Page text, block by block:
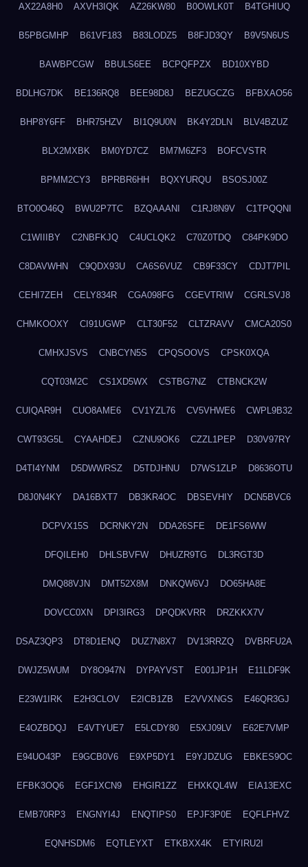
AX22A8H0 AXVH3IQK AZ26KW80 B0OWLK0T B4TGHIUQ
B5PBGMHP B61VF183 B83LODZ5 B8FJD3QY B9V5N6US
BAWBPCGW BBULS6EE BCPQFPZX BD10XYBD
BDLHG7DK BE136RQ8 BEE98D8J BEZUGCZG BFBXAO56
BHP8Y6FF BHR75HZV BI1Q9U0N BK4Y2DLN BLV4BZUZ
BLX2MXBK BM0YD7CZ BM7M6ZF3 BOFCVSTR
BPMM2CY3 BPRBR6HH BQXYURQU BSOSJ00Z
BTO0O46Q BWU2P7TC BZQAAANI C1RJ8N9V C1TPQQNI
C1WIIIBY C2NBFKJQ C4UCLQK2 C70Z0TDQ C84PK9DO
C8DAVWHN C9QDX93U CA6S6VUZ CB9F33CY CDJT7PIL
CEHI7ZEH CELY834R CGA098FG CGEVTRIW CGRLSVJ8
CHMKOOXY CI91UGWP CLT30F52 CLTZRAVV CMCA20S0
CMHXJSVS CNBCYN5S CPQSOOVS CPSK0XQA
CQT03M2C CS1XD5WX CSTBG7NZ CTBNCK2W
CUIQAR9H CUO8AME6 CV1YZL76 CV5VHWE6 CWPL9B32
CWT93G5L CYAAHDEJ CZNU9OK6 CZZL1PEP D30V97RY
D4TI4YNM D5DWWRSZ D5TDJHNU D7WS1ZLP D8636OTU
D8J0N4KY DA16BXT7 DB3KR4OC DBSEVHIY DCN5BVC6
DCPVX15S DCRNKY2N DDA26SFE DE1FS6WW
DFQILEH0 DHLSBVFW DHUZR9TG DL3RGT3D
DMQ88VJN DMT52X8M DNKQW6VJ DO65HA8E
DOVCC0XN DPI3IRG3 DPQDKVRR DRZKKX7V
DSAZ3QP3 DT8D1ENQ DUZ7N8X7 DV13RRZQ DVBRFU2A
DWJZ5WUM DY8O947N DYPAYVST E001JP1H E11LDF9K
E23W1IRK E2H3CLOV E2ICB1ZB E2VVXNGS E46QR3GJ
E4OZBDQJ E4VTYUE7 E5LCDY80 E5XJ09LV E62E7VMP
E94UO43P E9GCB0V6 E9XP5DY1 E9YJDZUG EBKES9OC
EFBK3OQ6 EGF1XCN9 EHGIR1ZZ EHXKQL4W EIA13EXC
EMB70RP3 ENGNYI4J ENQTIPS0 EPJF3P0E EQFLFHVZ
EQNHSDM6 EQTLEYXT ETKBXX4K ETYIRU2I